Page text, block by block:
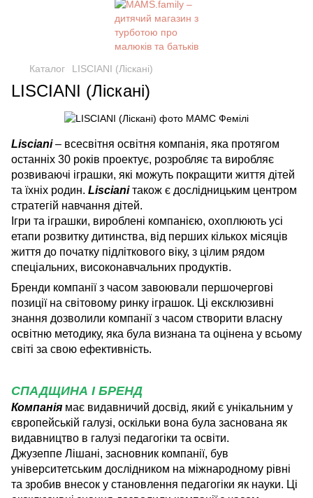
Каталог LISCIANI (Ліскані)
LISCIANI (Ліскані)
Lisciani– всесвітня освітня компанія, яка протягом
останніх 30 років проектує, розробляє та виробляє
розвиваючі іграшки, які можуть покращити життя дітей
та їхніх родин. Liscianiтакож є дослідницьким центром
стратегій навчання дітей.
Ігри та іграшки, вироблені компанією, охоплюють усі
етапи розвитку дитинства, від перших кількох місяців
життя до початку підліткового віку, з цілим рядом
спеціальних, високонавчальних продуктів.
Бренди компанії з часом завоювали першочергові
позиції на світовому ринку іграшок. Ці ексклюзивні
знання дозволили компанії з часом створити власну
освітню методику, яка була визнана та оцінена у всьому
світі за свою ефективність.
СПАДЩИНА І БРЕНД
Компанія має видавничий досвід, який є унікальним у
європейській галузі, оскільки вона була заснована як
видавництво в галузі педагогіки та освіти.
Джузеппе Лішані, засновник компанії, був
університетським дослідником на міжнародному рівні
та зробив внесок у становлення педагогіки як науки. Ці